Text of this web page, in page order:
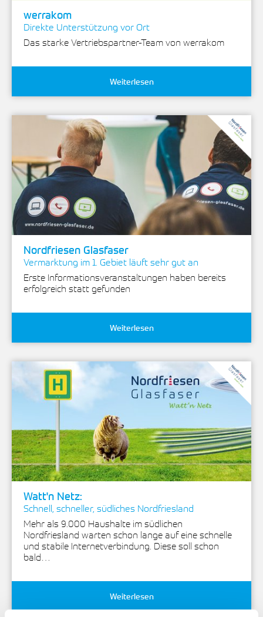
werrakom
Direkte Unterstützung vor Ort
Das starke Vertriebspartner-Team von werrakom
Weiterlesen
Nordfriesen Glasfaser
Vermarktung im 1. Gebiet läuft sehr gut an
Erste Informationsveranstaltungen haben bereits
erfolgreich statt gefunden
Weiterlesen
Watt'n Netz:
Schnell, schneller, südliches Nordfriesland
Mehr als 9.000 Haushalte im südlichen
Nordfriesland warten schon lange auf eine schnelle
und stabile Internetverbindung. Diese soll schon
bald…
Weiterlesen